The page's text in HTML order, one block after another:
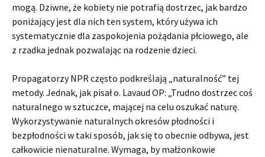
mogą. Dziwne, że kobiety nie potrafią dostrzec, jak bardzo
poniżający jest dla nich ten system, który używa ich
systematycznie dla zaspokojenia pożądania płciowego, ale
z rzadka jednak pozwalając na rodzenie dzieci.
Propagatorzy NPR często podkreślają „naturalność” tej
metody. Jednak, jak pisał o. Lavaud OP: „Trudno dostrzec coś
naturalnego w sztuczce, mającej na celu oszukać naturę.
Wykorzystywanie naturalnych okresów płodności i
bezpłodności w taki sposób, jak się to obecnie odbywa, jest
całkowicie nienaturalne. Wy­maga, by małżonkowie